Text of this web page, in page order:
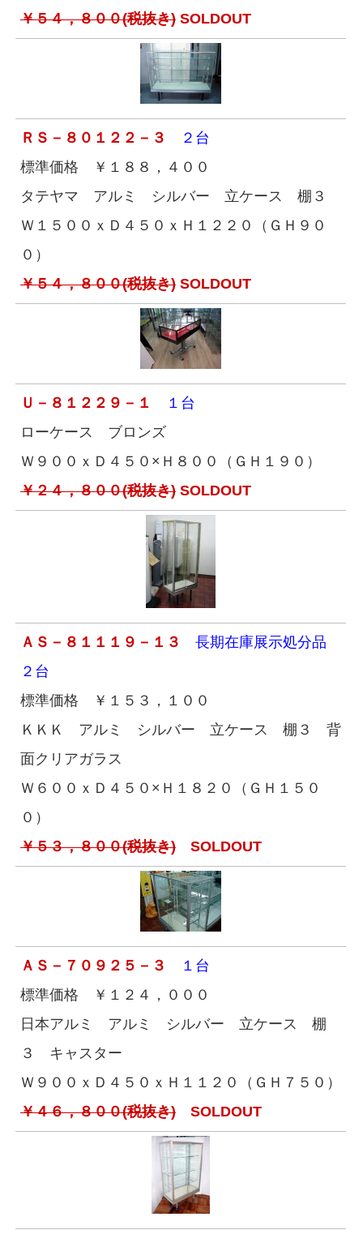
￥５４，８００(税抜き) SOLDOUT
ＲＳ－８０１２２－３
２台
標準価格 ￥１８８，４００
タテヤマ アルミ シルバー 立ケース 棚３
Ｗ１５００ｘＤ４５０ｘＨ１２２０（ＧＨ９０
０）
￥５４，８００(税抜き) SOLDOUT
Ｕ－８１２２９－１
１台
ローケース ブロンズ
Ｗ９００ｘＤ４５０×Ｈ８００（ＧＨ１９０）
￥２４，８００(税抜き) SOLDOUT
ＡＳ－８１１１９－１３
長期在庫展示処分品
２台
標準価格 ￥１５３，１００
ＫＫＫ アルミ シルバー 立ケース 棚３ 背
面クリアガラス
Ｗ６００ｘＤ４５０×Ｈ１８２０（ＧＨ１５０
０）
￥５３，８００(税抜き) SOLDOUT
ＡＳ－７０９２５－３
１台
標準価格 ￥１２４，０００
日本アルミ アルミ シルバー 立ケース 棚
３ キャスター
Ｗ９００ｘＤ４５０ｘＨ１１２０（ＧＨ７５０）
￥４６，８００(税抜き) SOLDOUT